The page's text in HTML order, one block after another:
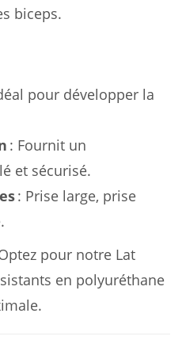
biceps.
pour développer la
: Fournit un
et sécurisé.
: Prise large, prise
pour notre Lat
en polyuréthane